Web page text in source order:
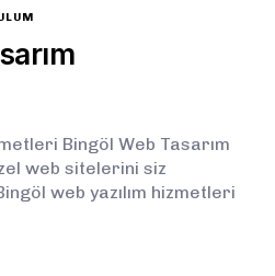
Bingöl Web Tasarım
web sitelerini siz
web yazılım hizmetleri